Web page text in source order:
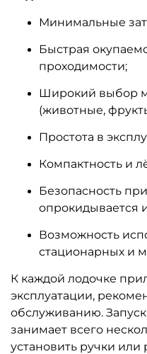
Минимальные
Быстрая
проходимости;
Широкий выбор
(животные,
Простота в
Компактность и
Безопасность
опрокидывается
Возможность
стационарных и
К каждой лодочке
эксплуатации,
обслуживанию.
занимает всего
установить ручки или